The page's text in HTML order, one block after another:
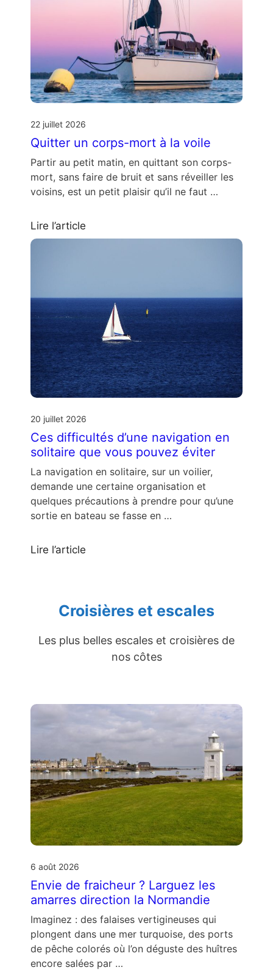
22 juillet 2026
Quitter un corps-mort à la voile
Partir au petit matin, en quittant son corps-
mort, sans faire de bruit et sans réveiller les
voisins, est un petit plaisir qu’il ne faut …
Lire l’article
20 juillet 2026
Ces difficultés d’une navigation en
solitaire que vous pouvez éviter
La navigation en solitaire, sur un voilier,
demande une certaine organisation et
quelques précautions à prendre pour qu’une
sortie en bateau se fasse en …
Lire l’article
Croisières et escales
Les plus belles escales et croisières de
nos côtes
6 août 2026
Envie de fraicheur ? Larguez les
amarres direction la Normandie
Imaginez : des falaises vertigineuses qui
plongent dans une mer turquoise, des ports
de pêche colorés où l’on déguste des huîtres
encore salées par …